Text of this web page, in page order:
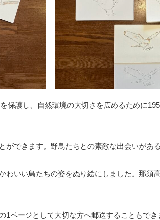
保護し、自然環境の大切さを広めるために
できます。野鳥たちとの素敵な出会いがある
わいい鳥たちの姿をぬり絵にしました。那須
ページとして大切な方へ郵送することもでき